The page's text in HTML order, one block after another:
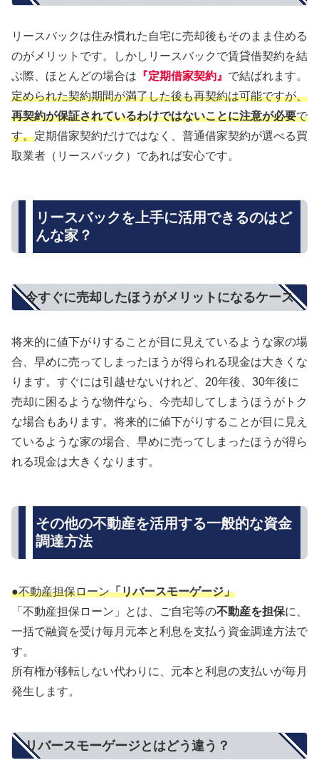
リースバックは住み慣れた自宅に売却後もそのまま住める
のがメリットです。しかしリースバックで賃貸借契約を結
ぶ際、ほとんどの場合は 『定期借家契約』 で結ばれます。
定められた契約期間が満了した後も再契約は可能ですが、
再契約が保証されているわけではないことに注意が必要で
す。定期借家契約だけではなく、普通借家契約が選べる買
取業者（リースバック）であれば安心です。
リースバックを上手に活用できるのはど
んな家？
今すぐに売却したほうがメリットになるケース
将来的に値下がりすることが目に見えているような家の場
合、早めに売ってしまったほうが得られる現金は大きくな
ります。すぐには引越せないけれど、20年後、30年後に
売却に困るような物件なら、今売却してしまうほうがトク
な場合もあります。将来的に値下がりすることが目に見え
ているような家の場合、早めに売ってしまったほうが得ら
れる現金は大きくなります。
その他の不動産を活用する一般的な資金
調達方法
●不動産担保ローン「リバースモーゲージ」
「不動産担保ローン」とは、ご自宅等の不動産を担保に、
一括で融資を受け毎月元本と利息を支払う資金調達方法で
す。
所有権が移転しない代わりに、元本と利息の支払いが毎月
発生します。
リバースモーゲージとはどう違う？